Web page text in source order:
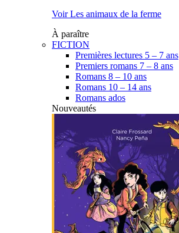
Voir Les animaux de la ferme
À paraître
FICTION
Premières lectures 5 – 7 ans
Premiers romans 7 – 8 ans
Romans 8 – 10 ans
Romans 10 – 14 ans
Romans ados
Nouveautés